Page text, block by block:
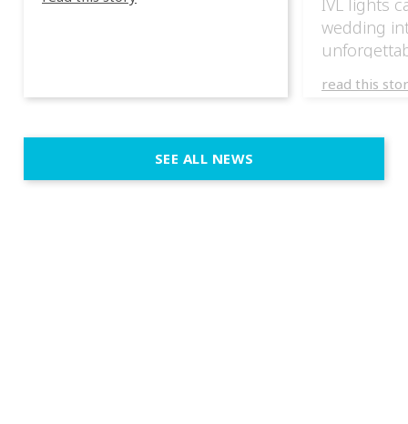
wedding
weddings
execution.
immersive
read this
SEE ALL NEWS